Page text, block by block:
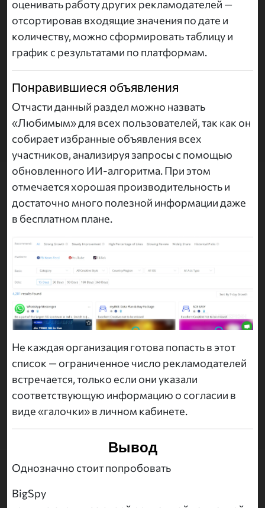
оценивать работу других рекламодателей —
отсортировав входящие значения по дате и
количеству, можно сформировать таблицу и
график с результатами по платформам.
Понравившиеся объявления
Отчасти данный раздел можно назвать
«Любимым» для всех пользователей, так как он
собирает избранные объявления всех
участников, анализируя запросы с помощью
обновленного ИИ-алгоритма. При этом
отмечается хорошая производительность и
достаточно много полезной информации даже
в бесплатном плане.
Не каждая организация готова попасть в этот
список — ограниченное число рекламодателей
встречается, только если они указали
соответствующую информацию о согласии в
виде «галочки» в личном кабинете.
Вывод
Однозначно стоит попробовать
BigSpy